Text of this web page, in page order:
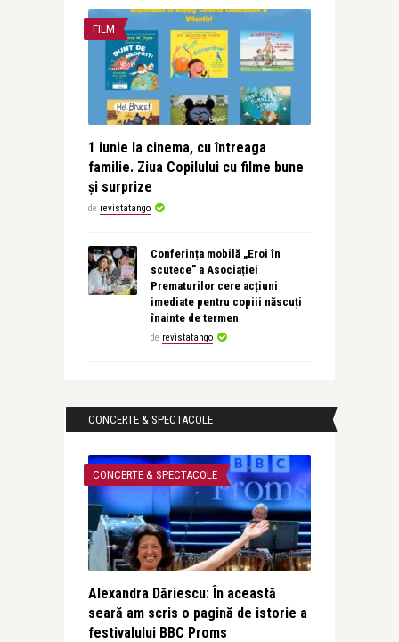
FILM
1 iunie la cinema, cu întreaga
familie. Ziua Copilului cu filme bune
și surprize
de revistatango
Conferința mobilă „Eroi în
scutece” a Asociației
Prematurilor cere acțiuni
imediate pentru copiii născuți
înainte de termen
de revistatango
CONCERTE & SPECTACOLE
CONCERTE & SPECTACOLE
Alexandra Dăriescu: În această
seară am scris o pagină de istorie a
festivalului BBC Proms